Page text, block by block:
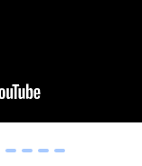
4 5 6 7